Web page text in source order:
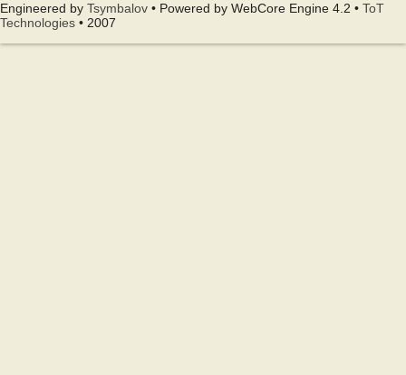
Engineered by Tsymbalov • Powered by WebCore Engine 4.2 • ToT
Technologies • 2007